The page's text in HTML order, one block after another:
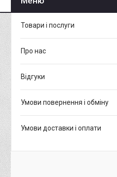
Товари і послуги
Про нас
Відгуки
Умови повернення і обміну
Умови доставки і оплати